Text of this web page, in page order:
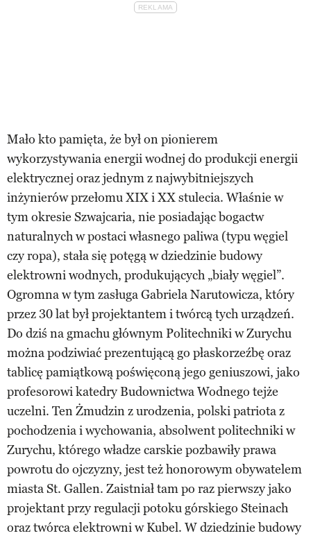
Mało kto pamięta, że był on pionierem
wykorzystywania energii wodnej do produkcji energii
elektrycznej oraz jednym z najwybitniejszych
inżynierów przełomu XIX i XX stulecia. Właśnie w
tym okresie Szwajcaria, nie posiadając bogactw
naturalnych w postaci własnego paliwa (typu węgiel
czy ropa), stała się potęgą w dziedzinie budowy
elektrowni wodnych, produkujących „biały węgiel”.
Ogromna w tym zasługa Gabriela Narutowicza, który
przez 30 lat był projektantem i twórcą tych urządzeń.
Do dziś na gmachu głównym Politechniki w Zurychu
można podziwiać prezentującą go płaskorzeźbę oraz
tablicę pamiątkową poświęconą jego geniuszowi, jako
profesorowi katedry Budownictwa Wodnego tejże
uczelni. Ten Żmudzin z urodzenia, polski patriota z
pochodzenia i wychowania, absolwent politechniki w
Zurychu, którego władze carskie pozbawiły prawa
powrotu do ojczyzny, jest też honorowym obywatelem
miasta St. Gallen. Zaistniał tam po raz pierwszy jako
projektant przy regulacji potoku górskiego Steinach
oraz twórca elektrowni w Kubel. W dziedzinie budowy